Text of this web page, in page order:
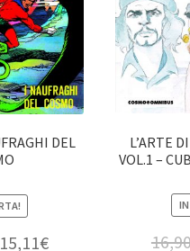
DEL
15,11€
L’ARTE
VOL.1 –